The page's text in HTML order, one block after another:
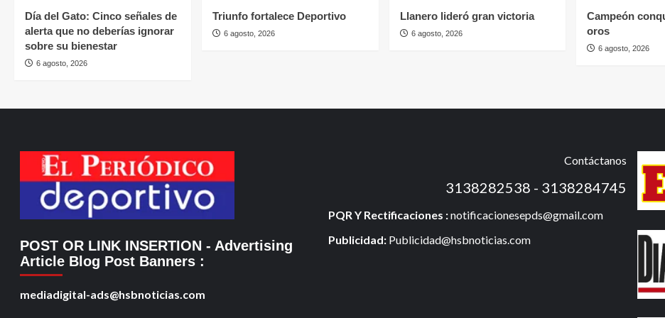
Día del Gato: Cinco señales de
alerta que no deberías ignorar
sobre su bienestar
6 agosto, 2026
Triunfo fortalece Deportivo
6 agosto, 2026
Llanero lideró gran victoria
6 agosto, 2026
Campeón
oros
6 agosto, 2026
POST OR LINK INSERTION - Advertising
Article Blog Post Banners :
mediadigital-ads@hsbnoticias.com
Contáctanos
3138282538 - 3138284745
PQR Y Rectificaciones :notificacionesepds@gmail.com
Publicidad: Publicidad@hsbnoticias.com